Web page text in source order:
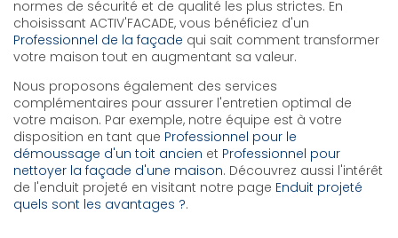
normes de sécurité et de qualité les plus strictes. En
choisissant ACTIV'FACADE, vous bénéficiez d'un
Professionnel de la façade qui sait comment transformer
votre maison tout en augmentant sa valeur.
Nous proposons également des services
complémentaires pour assurer l'entretien optimal de
votre maison. Par exemple, notre équipe est à votre
disposition en tant que Professionnel pour le
démoussage d'un toit ancien et Professionnel pour
nettoyer la façade d'une maison. Découvrez aussi l'intérêt
de l'enduit projeté en visitant notre page Enduit projeté
quels sont les avantages ?.